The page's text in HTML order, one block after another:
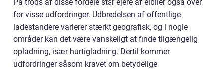
På trods af disse fordele står ejere af elbiler også over
for visse udfordringer. Udbredelsen af offentlige
ladestandere varierer stærkt geografisk, og i nogle
områder kan det være vanskeligt at finde tilgængelig
opladning, især hurtigladning. Dertil kommer
udfordringer såsom kravet om betydelige